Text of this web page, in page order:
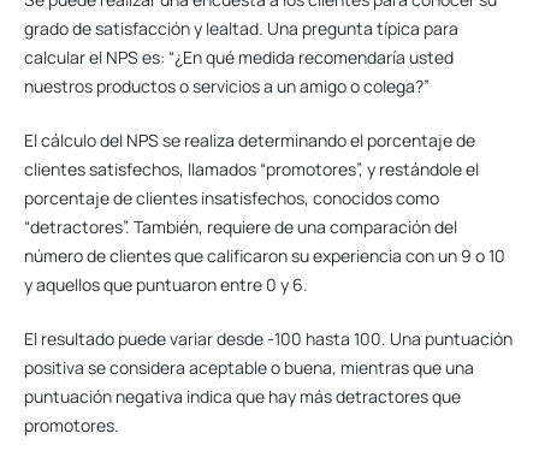
grado de satisfaccióny lealtad. Una pregunta típica para
calcular el NPS es: “¿En qué medida recomendaría usted
nuestros productos o servicios a un amigo o colega?”
El cálculo del NPS se realiza determinando el porcentaje de
clientes satisfechos, llamados “promotores”, y restándole el
porcentaje de clientes insatisfechos, conocidos como
“detractores”. También, requiere de una comparación del
número de clientes que calificaron su experiencia con un 9 o 10
y aquellos que puntuaron entre 0 y 6.
El resultado puede variar desde -100 hasta 100. Una puntuación
positiva se considera aceptable o buena, mientras que una
puntuación negativa indica que hay más detractores que
promotores.